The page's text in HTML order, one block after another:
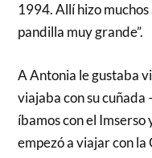
1994. Allí hizo muchos
pandilla muy grande”.
A Antonia le gustaba
viajaba con su cuñada
íbamos con el Imserso
empezó a viajar con